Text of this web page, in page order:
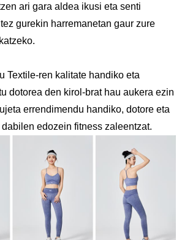
ari gara aldea ikusi eta senti
gurekin harremanetan gaur zure
Textile-ren kalitate handiko eta
dotorea den kirol-brat hau aukera ezin
errendimendu handiko, dotore eta
edozein fitness zaleentzat.